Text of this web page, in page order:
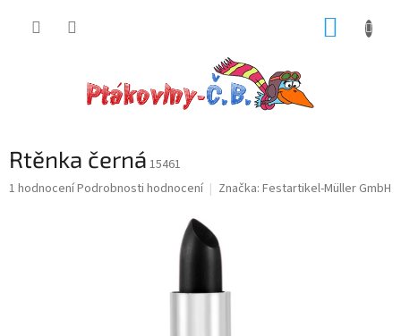
Rtěnka černá 15461
Průměrné
1 hodnoceníPodrobnosti hodnocení Značka: Festartikel-Müller GmbH